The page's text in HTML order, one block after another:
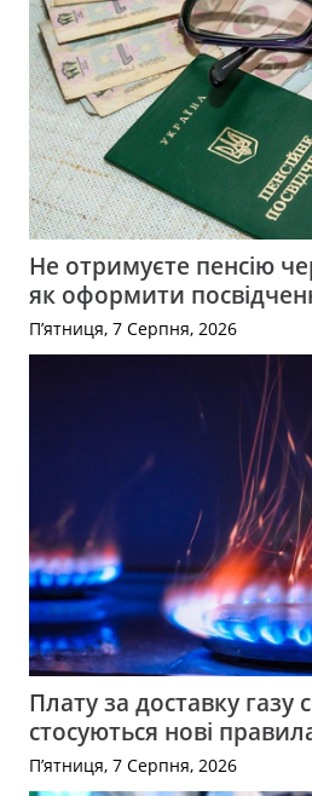
Не отримуєте пенсію
як оформити
П’ятниця, 7 Серпня, 2026
Плату за доставку газу
стосуються нові
П’ятниця, 7 Серпня, 2026